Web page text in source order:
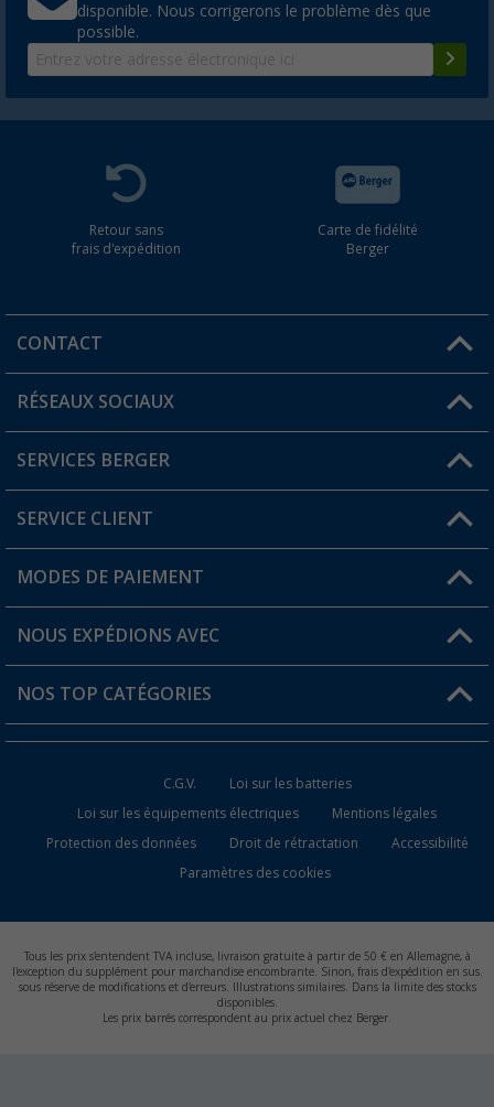
disponible. Nous corrigerons le problème dès que
possible.
Retour sans
frais d'expédition
Carte de fidélité
Berger
CONTACT
Une question ?
Trouver une magasin
RÉSEAUX SOCIAUX
SERVICES BERGER
Devenir revendeur
Mon compte
Carte de fidélité Berger
SERVICE CLIENT
FAQ et contact
Informations sur l'expédition
Statut de la commande
MODES DE PAIEMENT
NOUS EXPÉDIONS AVEC
NOS TOP CATÉGORIES
Accessoires de cuisine de camping
Meubles de camping
C.G.V.
Loi sur les batteries
Loi sur les équipements électriques
Mentions légales
Protection des données
Droit de rétractation
Accessibilité
Paramètres des cookies
Tous les prix s'entendent TVA incluse, livraison gratuite à partir de 50 € en Allemagne, à
l'exception du supplément pour marchandise encombrante. Sinon, frais d'expédition en sus.
sous réserve de modifications et d'erreurs. Illustrations similaires. Dans la limite des stocks
disponibles.
Les prix barrés correspondent au prix actuel chez Berger.